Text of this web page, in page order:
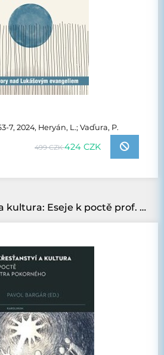
7, 2024, Heryán, L.; Vaďura, P.
499 CZK424 CZK
Bible, křesťanství a kultura: Eseje k poctě prof. Petra Pokorného